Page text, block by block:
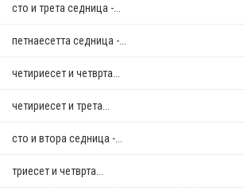
сто и трета седница -...
петнаесетта седница -...
четириесет и четврта...
четириесет и трета...
сто и втора седница -...
триесет и четврта...